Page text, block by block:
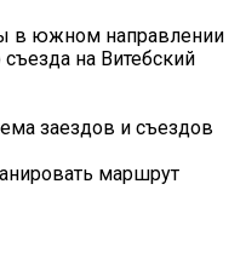
в южном направлении
на Витебский
заездов и съездов
маршрут